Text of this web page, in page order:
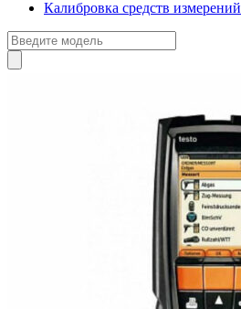
Калибровка средств измерений